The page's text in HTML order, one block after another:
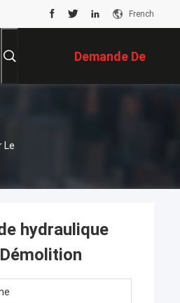
French
Demande De
Soumission
Le
hydraulique